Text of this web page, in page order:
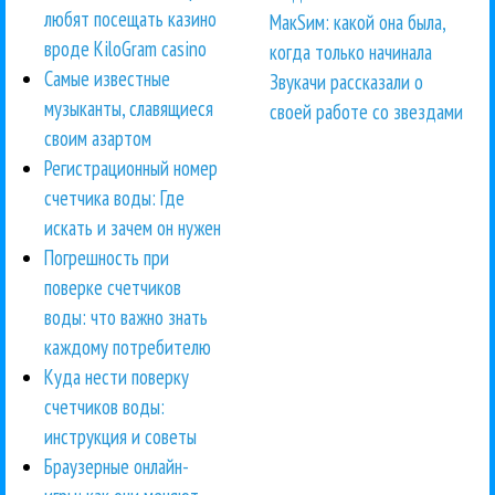
любят посещать казино
вроде KiloGram casino
Самые известные
музыканты, славящиеся
своим азартом
Регистрационный номер
счетчика воды: Где
искать и зачем он нужен
Погрешность при
поверке счетчиков
воды: что важно знать
каждому потребителю
Куда нести поверку
счетчиков воды:
инструкция и советы
Браузерные онлайн-
МакSим: какой она была,
когда только начинала
Звукачи рассказали о
своей работе со звездами